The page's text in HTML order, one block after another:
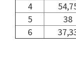
4
5
38
6